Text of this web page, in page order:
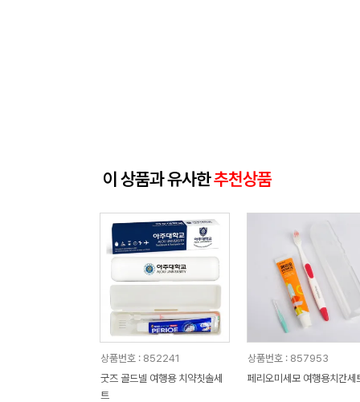
이 상품과 유사한추천상품
상품번호 : 852241
굿즈 골드넬 여행용 치약칫솔세
트
상품번호 : 857953
페리오미세모 여행용치간세